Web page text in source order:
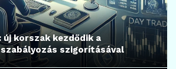
új korszak kezdődik a
szigorításával